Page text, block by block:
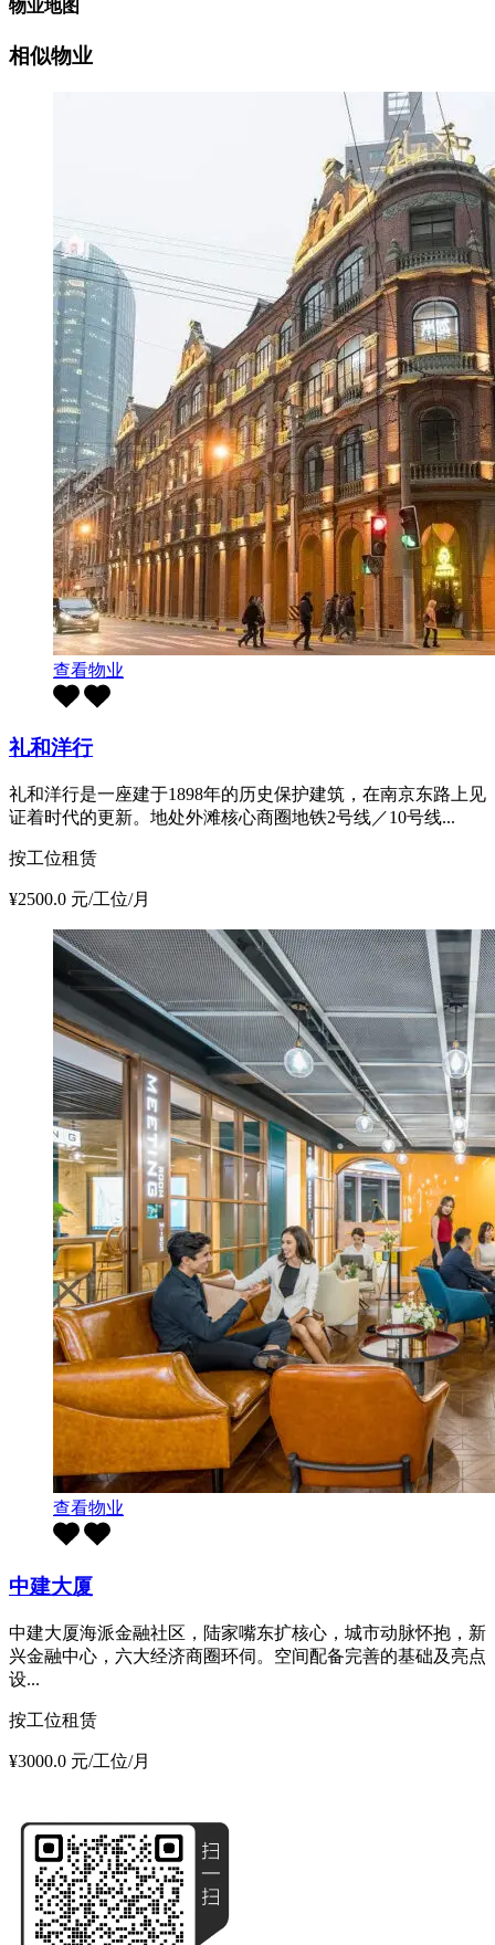
物业地图
相似物业
查看物业
礼和洋行
礼和洋行是一座建于1898年的历史保护建筑，在南京东路上见
证着时代的更新。地处外滩核心商圈地铁2号线／10号线...
按工位租赁
¥2500.0 元/工位/月
查看物业
中建大厦
中建大厦海派金融社区，陆家嘴东扩核心，城市动脉怀抱，新
兴金融中心，六大经济商圈环伺。空间配备完善的基础及亮点
设...
按工位租赁
¥3000.0 元/工位/月